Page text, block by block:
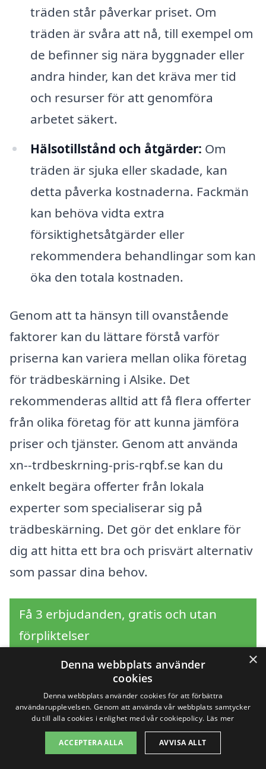
träden står påverkar priset. Om
träden är svåra att nå, till exempel om
de befinner sig nära byggnader eller
andra hinder, kan det kräva mer tid
och resurser för att genomföra
arbetet säkert.
Hälsotillstånd och åtgärder: Om
träden är sjuka eller skadade, kan
detta påverka kostnaderna. Fackmän
kan behöva vidta extra
försiktighetsåtgärder eller
rekommendera behandlingar som kan
öka den totala kostnaden.
Genom att ta hänsyn till ovanstående
faktorer kan du lättare förstå varför
priserna kan variera mellan olika företag
för trädbeskärning i Alsike. Det
rekommenderas alltid att få flera offerter
från olika företag för att kunna jämföra
priser och tjänster. Genom att använda
xn--trdbeskrning-pris-rqbf.se kan du
enkelt begära offerter från lokala
experter som specialiserar sig på
trädbeskärning. Det gör det enklare för
dig att hitta ett bra och prisvärt alternativ
som passar dina behov.
Få 3 erbjudanden, gratis och utan
förpliktelser
Sök efter en
professionell för
trädbeskärning i andra
×
Denna webbplats använder
cookies
Denna webbplats använder cookies för att förbättra
användarupplevelsen. Genom att använda vår webbplats samtycker
du till alla cookies i enlighet med vår cookiepolicy. Läs mer
ACCEPTERA ALLA AVVISA ALLT